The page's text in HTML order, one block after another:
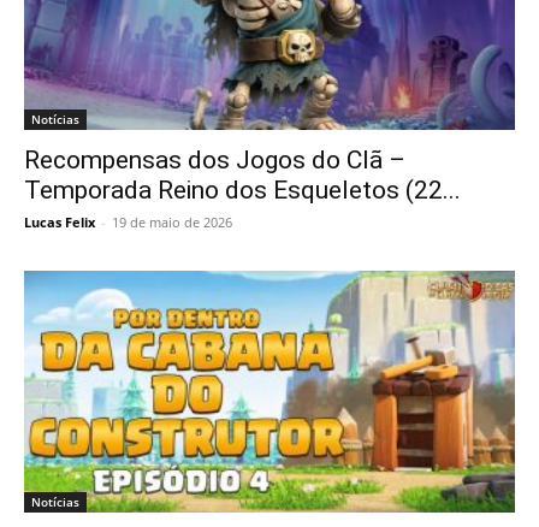
Notícias
Recompensas dos Jogos do Clã –
Temporada Reino dos Esqueletos (22...
Lucas Felix - 19 de maio de 2026
Notícias